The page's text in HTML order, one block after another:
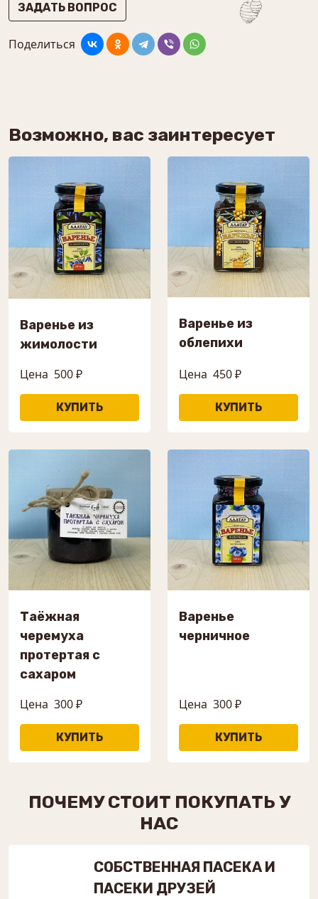
ЗАДАТЬ ВОПРОС
Поделиться
Возможно, вас заинтересует
Варенье из
жимолости
Цена 500 ₽
Варенье из
облепихи
Цена 450 ₽
Таёжная
черемуха
протертая с
сахаром
Цена 300 ₽
Варенье
черничное
Цена 300 ₽
ПОЧЕМУ СТОИТ ПОКУПАТЬ У
НАС
СОБСТВЕННАЯ ПАСЕКА И
ПАСЕКИ ДРУЗЕЙ